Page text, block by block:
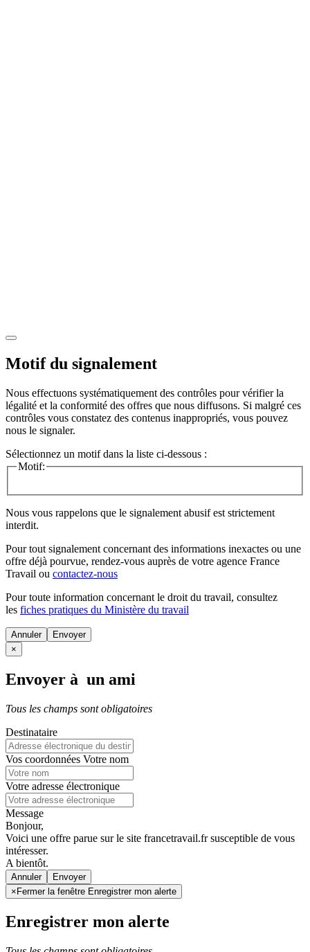
Motif du signalement
Nous effectuons systématiquement des contrôles pour vérifier la
légalité et la conformité des offres que nous diffusons. Si malgré ces
contrôles vous constatez des contenus inappropriés, vous pouvez
nous le signaler.
Sélectionnez un motif dans la liste ci-dessous :
Motif:
Nous vous rappelons que le signalement abusif est strictement
interdit.
Pour tout signalement concernant des informations inexactes ou une
offre déjà pourvue, rendez-vous auprès de votre agence France
Travail ou contactez-nous
Pour toute information concernant le droit du travail, consultez
les fiches pratiques du Ministère du travail
Annuler
×
Envoyer à un ami
Tous les champs sont obligatoires
Destinataire
Vos coordonnées Votre nom
Votre adresse électronique
Message
Bonjour,
Voici une offre parue sur le site francetravail.fr susceptible de vous
intéresser.
A bientôt.
Annuler
× Fermer la fenêtre Enregistrer mon alerte
Enregistrer mon alerte